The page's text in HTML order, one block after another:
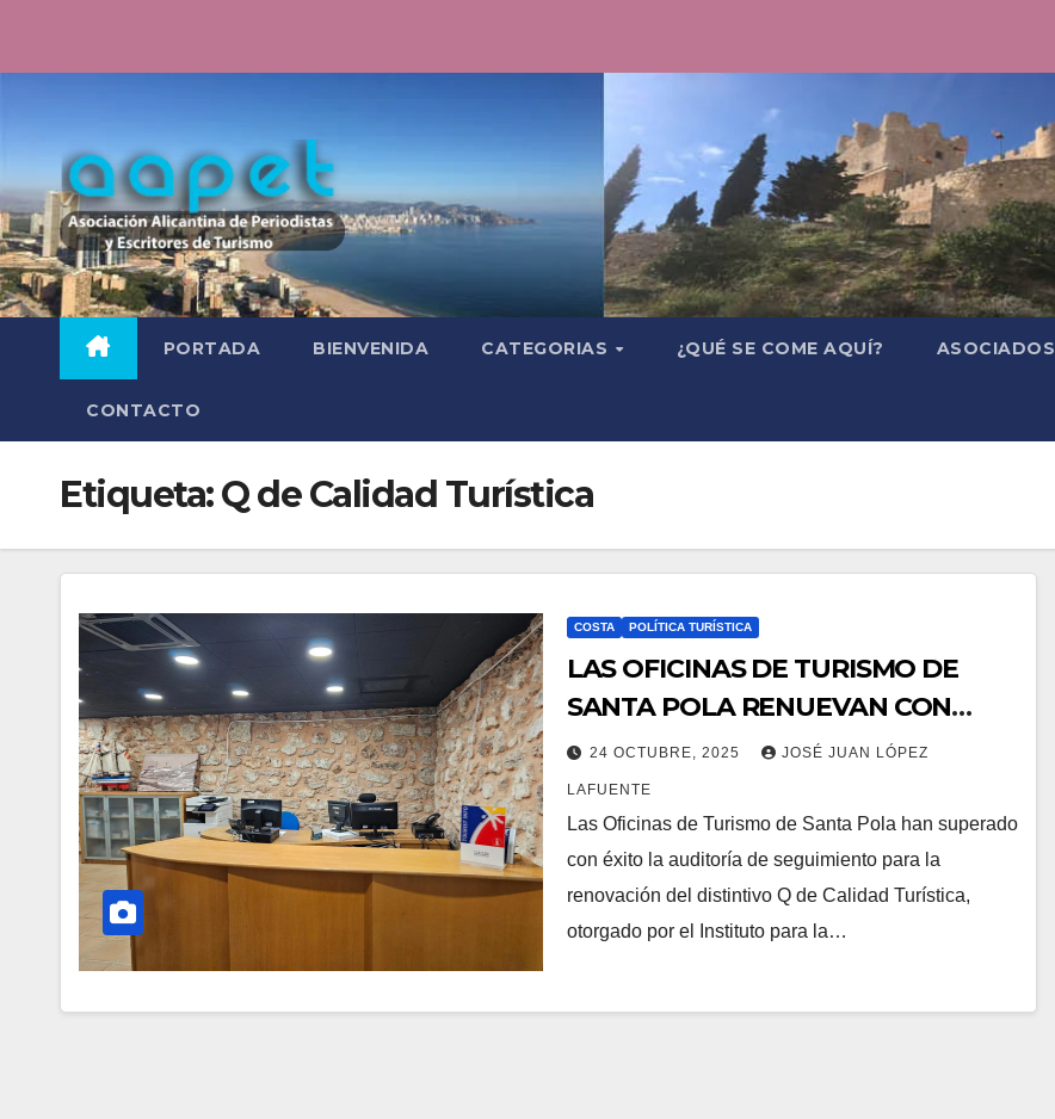
PORTADA BIENVENIDA CATEGORIAS ¿QUÉ SE COME AQUÍ? ASOCIADOS
CONTACTO
Etiqueta:Q de Calidad Turística
COSTA POLÍTICA TURÍSTICA
LAS OFICINAS DE TURISMO DE
SANTA POLA RENUEVAN CON
ÉXITO LA Q DE CALIDAD
TURÍSTICA
24 OCTUBRE, 2025 JOSÉ JUAN LÓPEZ
LAFUENTE
Las Oficinas de Turismo de Santa Pola han superado
con éxito la auditoría de seguimiento para la
renovación del distintivo Q de Calidad Turística,
otorgado por el Instituto para la…